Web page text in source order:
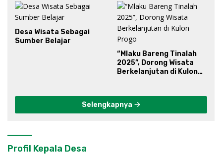
Desa Wisata Sebagai
Sumber Belajar
“Mlaku Bareng Tinalah
2025”, Dorong Wisata
Berkelanjutan di Kulon
Selengkapnya
Profil Kepala Desa